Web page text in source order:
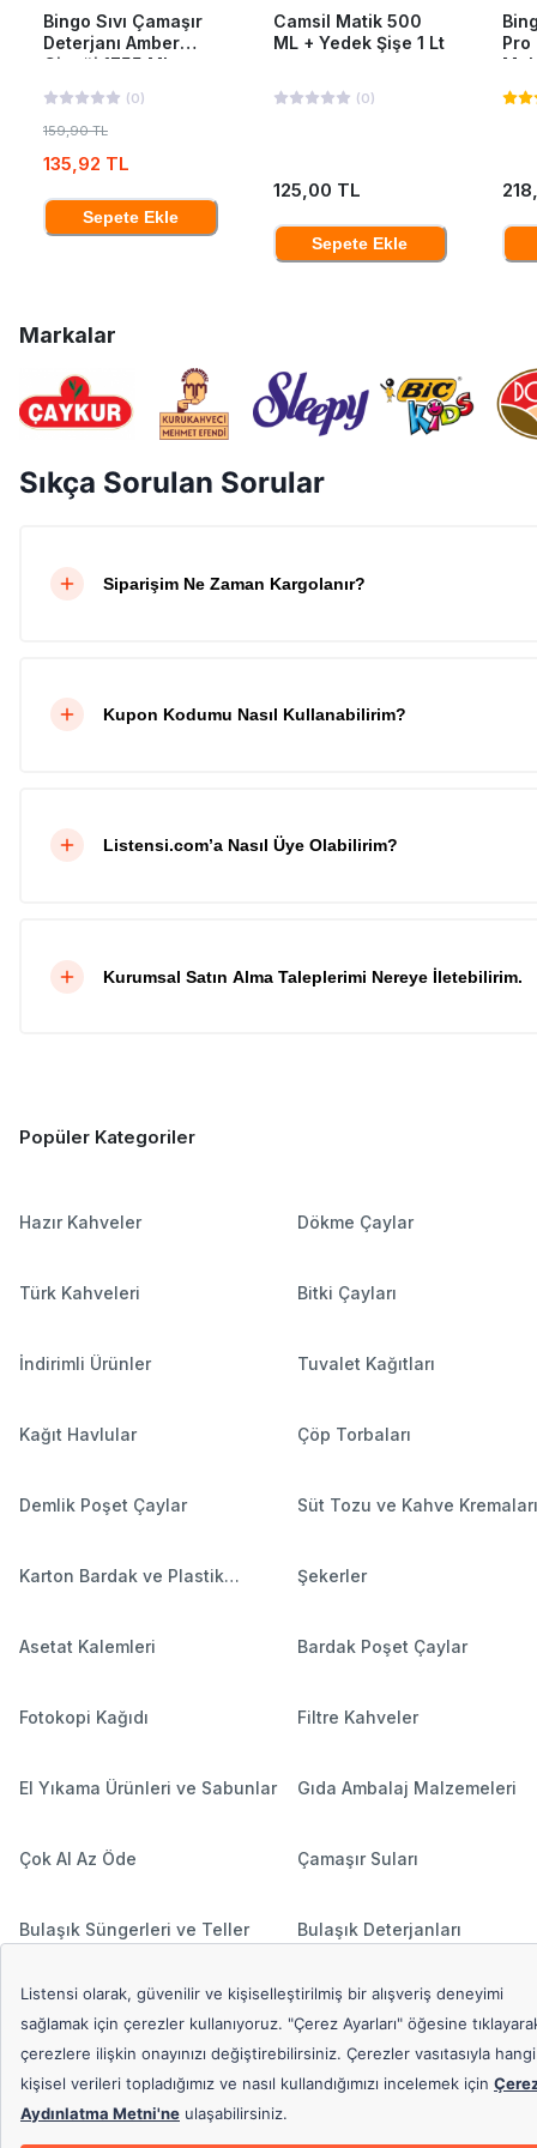
Bingo Sıvı Çamaşır
Deterjanı Amber
Çiçeği 1755 Ml
(0)
159,90 TL
135,92 TL
Sepete Ekle
Camsil Matik 500
ML + Yedek Şişe 1 Lt
(0)
125,00 TL
Sepete Ekle
Pro
Markalar
Sıkça Sorulan Sorular
Siparişim Ne Zaman Kargolanır?
Kupon Kodumu Nasıl Kullanabilirim?
Listensi.com’a Nasıl Üye Olabilirim?
Kurumsal Satın Alma Taleplerimi Nereye İletebilirim.
Popüler Kategoriler
Hazır Kahveler Dökme Çaylar
Türk Kahveleri Bitki Çayları
İndirimli Ürünler Tuvalet Kağıtları
Kağıt Havlular Çöp Torbaları
Demlik Poşet Çaylar Süt Tozu ve Kahve Kremaları
Karton Bardak ve Plastik
Şekerler
Asetat Kalemleri Bardak Poşet Çaylar
Fotokopi Kağıdı Filtre Kahveler
El Yıkama Ürünleri ve Sabunlar Gıda Ambalaj Malzemeleri
Çok Al Az Öde Çamaşır Suları
Bulaşık Süngerleri ve Teller Bulaşık Deterjanları
Hediyeli Ürünler Çamaşır Deterjanları
Popüler Aramalar